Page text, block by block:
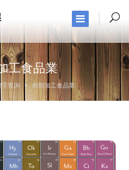
工食品業
字查詢 肉類加工食品業